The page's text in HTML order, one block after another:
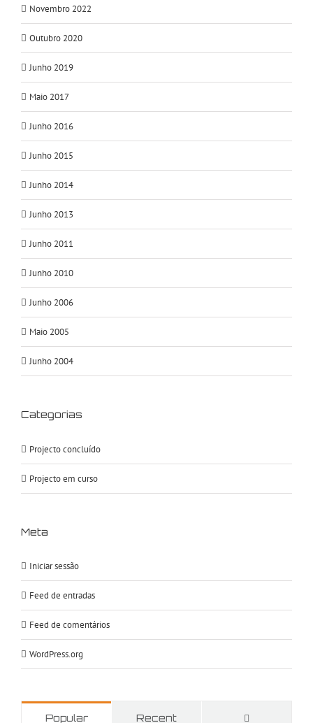
Novembro 2022
Outubro 2020
Junho 2019
Maio 2017
Junho 2016
Junho 2015
Junho 2014
Junho 2013
Junho 2011
Junho 2010
Junho 2006
Maio 2005
Junho 2004
Categorias
Projecto concluído
Projecto em curso
Meta
Iniciar sessão
Feed de entradas
Feed de comentários
WordPress.org
Popular Recent